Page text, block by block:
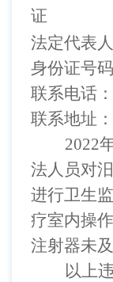
证
法定代表
身份证号码
联系电话：
联系地址
2022
法人 员对
进行卫生
疗室内操
注射器未
以上